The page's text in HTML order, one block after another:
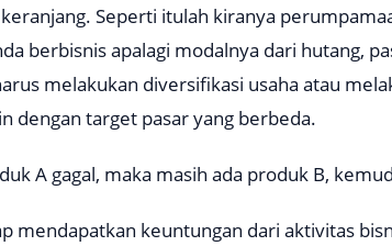
Seperti itulah kiranya
berbisnis apalagi modalnya dari hutang,
melakukan diversifikasi usaha atau
dengan target pasar yang berbeda.
A gagal, maka masih ada produk B,
mendapatkan keuntungan dari aktivitas